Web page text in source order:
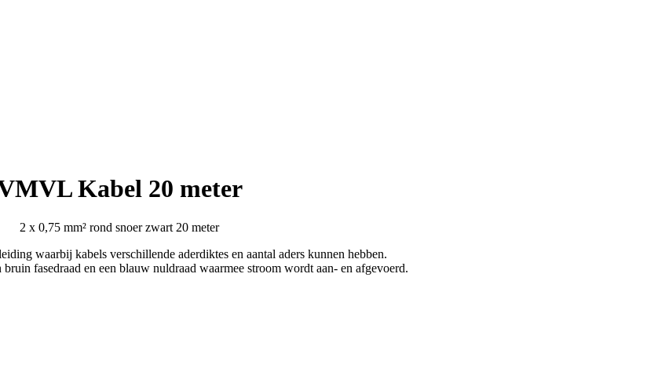
Kabel 20 meter
2 x 0,75 mm² rond snoer zwart 20 meter
waarbij kabels verschillende aderdiktes en aantal aders kunnen hebben.
fasedraad en een blauw nuldraad waarmee stroom wordt aan- en afgevoerd.